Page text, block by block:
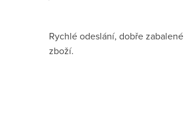
Rychlé odeslání, dobře zabalené
zboží.